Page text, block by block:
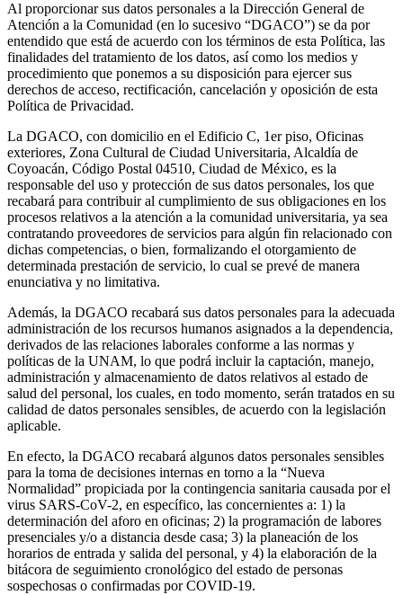
Al proporcionar sus datos personales a la Dirección General de
Atención a la Comunidad (en lo sucesivo “DGACO”) se da por
entendido que está de acuerdo con los términos de esta Política, las
finalidades del tratamiento de los datos, así como los medios y
procedimiento que ponemos a su disposición para ejercer sus
derechos de acceso, rectificación, cancelación y oposición de esta
Política de Privacidad.
La DGACO, con domicilio en el Edificio C, 1er piso, Oficinas
exteriores, Zona Cultural de Ciudad Universitaria, Alcaldía de
Coyoacán, Código Postal 04510, Ciudad de México, es la
responsable del uso y protección de sus datos personales, los que
recabará para contribuir al cumplimiento de sus obligaciones en los
procesos relativos a la atención a la comunidad universitaria, ya sea
contratando proveedores de servicios para algún fin relacionado con
dichas competencias, o bien, formalizando el otorgamiento de
determinada prestación de servicio, lo cual se prevé de manera
enunciativa y no limitativa.
Además, la DGACO recabará sus datos personales para la adecuada
administración de los recursos humanos asignados a la dependencia,
derivados de las relaciones laborales conforme a las normas y
políticas de la UNAM, lo que podrá incluir la captación, manejo,
administración y almacenamiento de datos relativos al estado de
salud del personal, los cuales, en todo momento, serán tratados en su
calidad de datos personales sensibles, de acuerdo con la legislación
aplicable.
En efecto, la DGACO recabará algunos datos personales sensibles
para la toma de decisiones internas en torno a la “Nueva
Normalidad” propiciada por la contingencia sanitaria causada por el
virus SARS-CoV-2, en específico, las concernientes a: 1) la
determinación del aforo en oficinas; 2) la programación de labores
presenciales y/o a distancia desde casa; 3) la planeación de los
horarios de entrada y salida del personal, y 4) la elaboración de la
bitácora de seguimiento cronológico del estado de personas
sospechosas o confirmadas por COVID-19.